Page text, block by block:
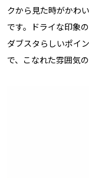
クから見た時がかわ
です。ドライな印象
ダブスタらしいポイ
で、こなれた雰囲気